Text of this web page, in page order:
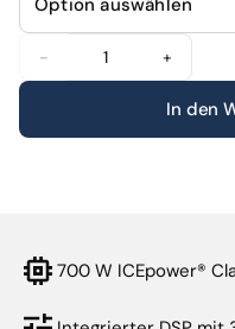
- +
In den
700 W ICEpower®